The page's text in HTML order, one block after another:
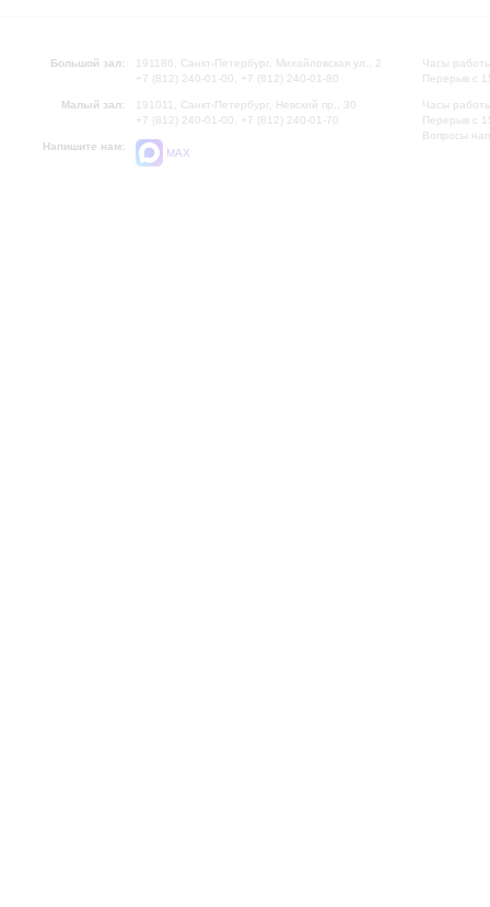
Большой зал:
191186, Санкт-Петербург, Михайловская ул., 2
+7 (812) 240-01-00, +7 (812) 240-01-80
Малый зал:
191011, Санкт-Петербург, Невский пр., 30
+7 (812) 240-01-00, +7 (812) 240-01-70
Напишите нам:
MAX
Часы
Перерыв с
Часы
Перерыв с
Вопросы